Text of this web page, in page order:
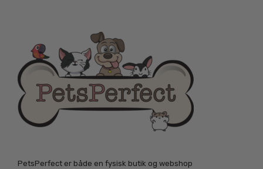
PetsPerfect er både en fysisk butik og webshop